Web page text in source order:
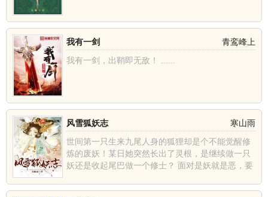
青鸾峰上
我有一剑
我有一剑，出鞘即无敌！ ......
寒山雨
风雪狐妖志
世间第一只生来九尾人身的狐狸却是个不能觉醒修
炼的废妖！某日她突然长出了灵根，是继续做一只
妖还是收起尾巴做一个修士？ 面对是妖就是恶，要